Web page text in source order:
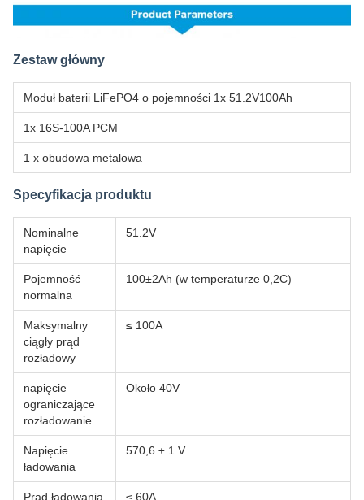
Zestaw główny
Moduł baterii LiFePO4 o pojemności 1x 51.2V100Ah
1x 16S-100A PCM
1 x obudowa metalowa
Specyfikacja produktu
Nominalne
napięcie
51.2V
Pojemność
normalna
100±2Ah (w temperaturze 0,2C)
Maksymalny
ciągły prąd
rozładowy
≤ 100A
napięcie
ograniczające
rozładowanie
Około 40V
Napięcie
ładowania
570,6 ± 1 V
Prąd ładowania ≤ 60A